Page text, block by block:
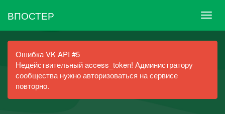
ВПОСТЕР
Ошибка VK API #5
Недействительный access_token! Администратору
сообщества нужно авторизоваться на сервисе
повторно.